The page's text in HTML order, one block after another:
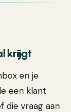
krijgt
en je
een klant
die vraag aan